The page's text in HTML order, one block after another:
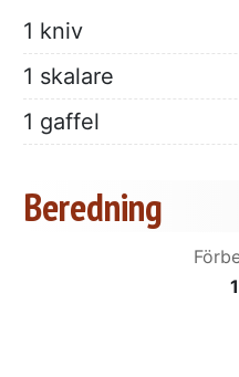
1 kniv
1 skalare
1 gaffel
Beredning